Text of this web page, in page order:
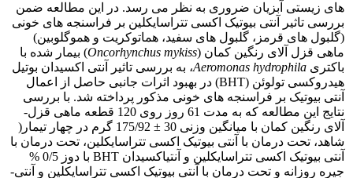
های زیستی آبزیان ضروری به­ نظر می­ رسد. در این مطالعه ضمن
بررسی تاثیر آنتی­ بیوتیک اکسی­ تتراسایکلین بر فراسنجه­ های خونی
(گلبول­ های قرمز، گلبول­ های سفید، هماتوکریت و هموگلوبین)
ماهی قزل­ آلای رنگین­ کمان (
Oncorhynchus mykiss
) بیمار شده با
باکتری Aeromonas hydrophila، به بررسی تاثیر آنتی­ اکسیدان بوتیل
هیدروکسی تولوئن (BHT) در بهبود اثرات جانبی حاصل از اعمال
آنتی­ بیوتیک بر فراسنجه­ های خونی مذکور پرداخته شد. با بررسی
نتایج این مطالعه که به مدت 61 روز روی 120 قطعه ماهی قزل­
آلای رنگین­ کمان با میانگین وزنی 30 ± 175/92 گرم در چهار تیمار(
شاهد، تحت درمان با آنتی­ بیوتیک اکسی­ تتراسایکلین، تحت درمان با
آنتی­ بیوتیک اکسی­ تتراسایکلین و آنتی­اکسیدان BHT با دوز 0/5 %
جیره­ روزانه و تحت درمان با آنتی­ بیوتیک اکسی­ تتراسایکلین و آنتی­